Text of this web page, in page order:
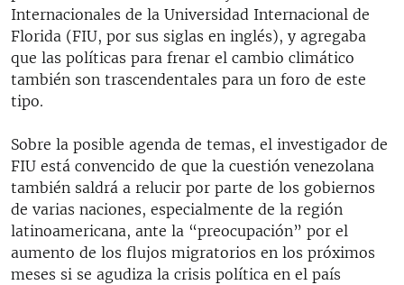
Internacionales de la Universidad Internacional de
Florida (FIU, por sus siglas en inglés), y agregaba
que las políticas para frenar el cambio climático
también son trascendentales para un foro de este
tipo.
Sobre la posible agenda de temas, el investigador de
FIU está convencido de que la cuestión venezolana
también saldrá a relucir por parte de los gobiernos
de varias naciones, especialmente de la región
latinoamericana, ante la “preocupación” por el
aumento de los flujos migratorios en los próximos
meses si se agudiza la crisis política en el país